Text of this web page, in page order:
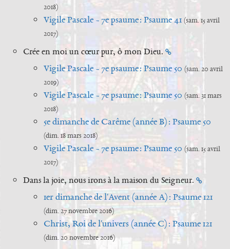
2018)
Vigile Pascale - 7e psaume : Psaume 41 (sam. 15 avril
2017)
Crée en moi un cœur pur, ô mon Dieu.
Vigile Pascale - 7e psaume : Psaume 50 (sam. 20 avril
2019)
Vigile Pascale - 7e psaume : Psaume 50 (sam. 31 mars
2018)
5e dimanche de Carême (année B) : Psaume 50
(dim. 18 mars 2018)
Vigile Pascale - 7e psaume : Psaume 50 (sam. 15 avril
2017)
Dans la joie, nous irons à la maison du Seigneur.
1er dimanche de l'Avent (année A) : Psaume 121
(dim. 27 novembre 2016)
Christ, Roi de l'univers (année C) : Psaume 121
(dim. 20 novembre 2016)